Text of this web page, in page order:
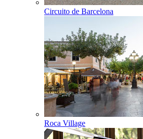
Circuito de Barcelona
Roca Village